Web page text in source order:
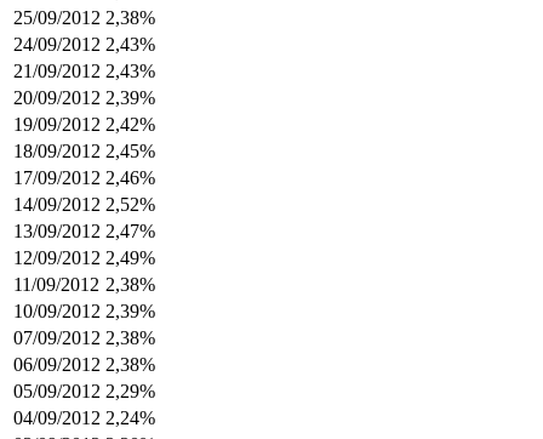
25/09/2012 2,38%
24/09/2012 2,43%
21/09/2012 2,43%
20/09/2012 2,39%
19/09/2012 2,42%
18/09/2012 2,45%
17/09/2012 2,46%
14/09/2012 2,52%
13/09/2012 2,47%
12/09/2012 2,49%
11/09/2012 2,38%
10/09/2012 2,39%
07/09/2012 2,38%
06/09/2012 2,38%
05/09/2012 2,29%
04/09/2012 2,24%